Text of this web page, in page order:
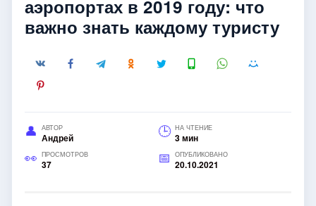
аэропортах в 2019 году: что
важно знать каждому туристу
АВТОР
Андрей
НА ЧТЕНИЕ
3 мин
ПРОСМОТРОВ
37
ОПУБЛИКОВАНО
20.10.2021